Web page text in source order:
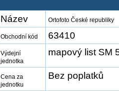
Název Ortofoto České republiky
Obchodní kód 63410
Výdejní
jednotka
mapový list SM
Cena za
jednotku
Bez poplatků